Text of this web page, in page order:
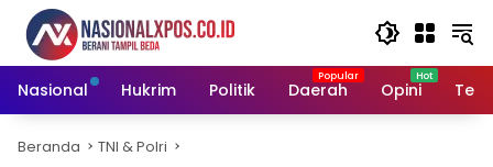
Langsung
konten
Nasional
Hukrim Politik Daerah Opini
Beranda TNI & Polri